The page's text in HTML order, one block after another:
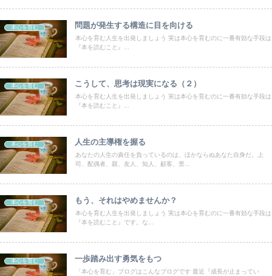
本心を育む 問題が発生する構造に目を向ける
本心を育む人生を出発しましょう 実は本心を育むのに一番有効な手段は
『本を読むこと』...
本心を育む こうして、思考は現実になる（２）
本心を育む人生を出発しましょう 実は本心を育むのに一番有効な手段は
『本を読むこと』...
本心を育む 人生の主導権を握る
あなたの人生の責任を負っているのは、ほかならぬあなた自身だ。上
司、配偶者、親、友人、知人、顧客、景...
本心を育む もう、それはやめませんか？
本心を育む人生を出発しましょう 実は本心を育むのに一番有効な手段は
『本を読むこと』です。な...
本心を育む 一歩踏み出す勇気をもつ
「本心を育む」ブログはこんなブログです 最近『成長が止まってい